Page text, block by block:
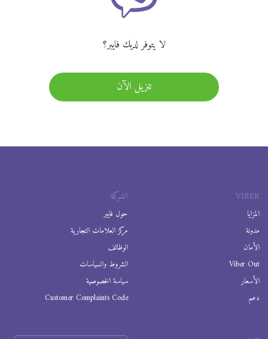
لا يتوفر لديك فايبر؟
تنزيل الآن
VIBER
المزايا
مدونة
الأمان
Viber Out
الأسعار
دعم
الشركة
حول فايبر
مركز العلامات التجارية
الوظائف
الشروط والسياسات
سياسة الخصوصية
Customer Complaints Code